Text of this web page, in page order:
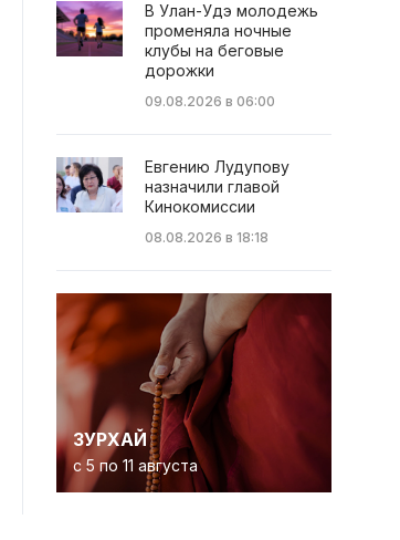
В Улан-Удэ молодежь
променяла ночные
клубы на беговые
дорожки
09.08.2026 в 06:00
Евгению Лудупову
назначили главой
Кинокомиссии
08.08.2026 в 18:18
ЗУРХАЙ
с 5 по 11 августа